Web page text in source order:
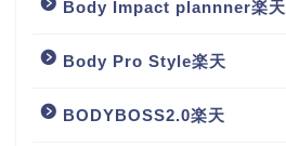
Body Impact plannner楽天
Body Pro Style楽天
BODYBOSS2.0楽天